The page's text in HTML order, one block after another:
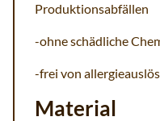
Produktionsabfällen
-ohne schädliche
-frei von
Material